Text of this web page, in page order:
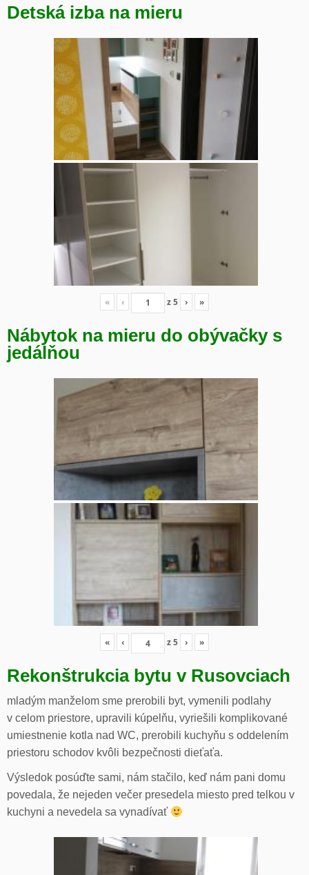
Detská izba na mieru
« ‹ z5 › »
Nábytok na mieru do obývačky s
jedálňou
« ‹ z5 › »
Rekonštrukcia bytu v Rusovciach
mladým manželom sme prerobili byt, vymenili podlahy
v celom priestore, upravili kúpelňu, vyriešili komplikované
umiestnenie kotla nad WC, prerobili kuchyňu s oddelením
priestoru schodov kvôli bezpečnosti dieťaťa.
Výsledok posúďte sami, nám stačilo, keď nám pani domu
povedala, že nejeden večer presedela miesto pred telkou v
kuchyni a nevedela sa vynadívať